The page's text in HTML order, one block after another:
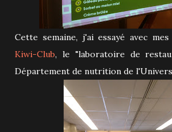
Cette semaine, j'ai essayé avec
Kiwi-Club, le "laboratoire de
Département de nutrition de